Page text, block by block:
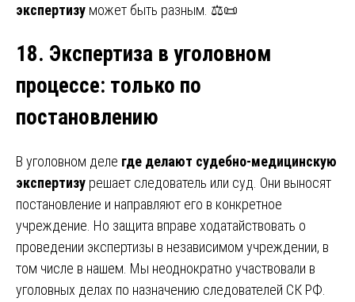
экспертизу может быть разным. ⚖️📜
18. Экспертиза в уголовном
процессе: только по
постановлению
В уголовном деле где делают судебно-медицинскую
экспертизу решает следователь или суд. Они выносят
постановление и направляют его в конкретное
учреждение. Но защита вправе ходатайствовать о
проведении экспертизы в независимом учреждении, в
том числе в нашем. Мы неоднократно участвовали в
уголовных делах по назначению следователей СК РФ.